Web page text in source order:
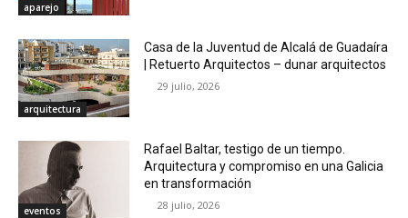
aparejo
arquitectura
Casa de la Juventud de Alcalá de Guadaíra
| Retuerto Arquitectos – dunar arquitectos
29 julio, 2026
eventos
Rafael Baltar, testigo de un tiempo.
Arquitectura y compromiso en una Galicia
en transformación
28 julio, 2026